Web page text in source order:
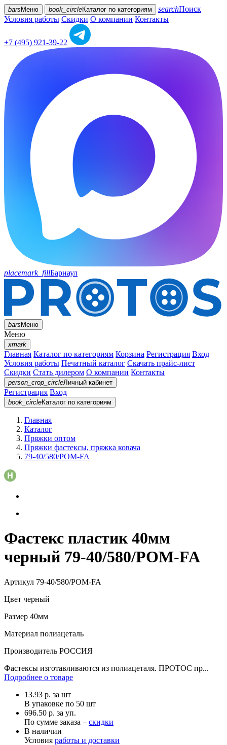
bars Меню book_circleКаталог по категориям searchПоиск
Условия работы Скидки О компании Контакты
+7 (495) 921-39-22
placemark_fillБарнаул
barsМеню
Меню
xmark
Главная Каталог по категориям Корзина Регистрация Вход
Условия работы Печатный каталог Скачать прайс-лист
Скидки Стать дилером О компании Контакты
person_crop_circleЛичный кабинет
Регистрация Вход
book_circleКаталог по категориям
Главная
Каталог
Пряжки оптом
Пряжки фастексы, пряжка ковача
79-40/580/POM-FA
Фастекс пластик 40мм
черный 79-40/580/POM-FA
Артикул 79-40/580/POM-FA
Цвет черный
Размер 40мм
Материал полиацеталь
Производитель РОССИЯ
Фастексы изготавливаются из полиацеталя. ПРОТОС пр...
Подробнее о товаре
13.93 р. за шт
В упаковке по 50 шт
696.50 р. за уп.
По сумме заказа – скидки
В наличии
Условия работы и доставки